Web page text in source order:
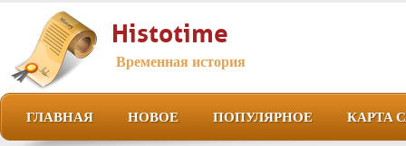
Histotime
Временная история
ГЛАВНАЯ НОВОЕ ПОПУЛЯРНОЕ КАРТА